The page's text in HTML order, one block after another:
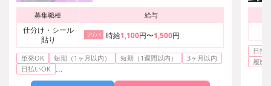
募集職種 給与
仕分け・シール
貼り
ア/パ 時給1,100円〜1,500円
単発OK 短期（1ヶ月以内） 短期（1週間以内）
3ヶ月以内
日払いOK ...
日払
履歴